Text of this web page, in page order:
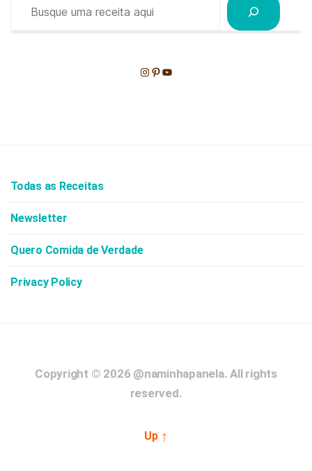
Instagram
Pinterest
Youtube
Todas as Receitas
Newsletter
Quero Comida de Verdade
Privacy Policy
Copyright © 2026 @naminhapanela.All rights
reserved.
Up ↑